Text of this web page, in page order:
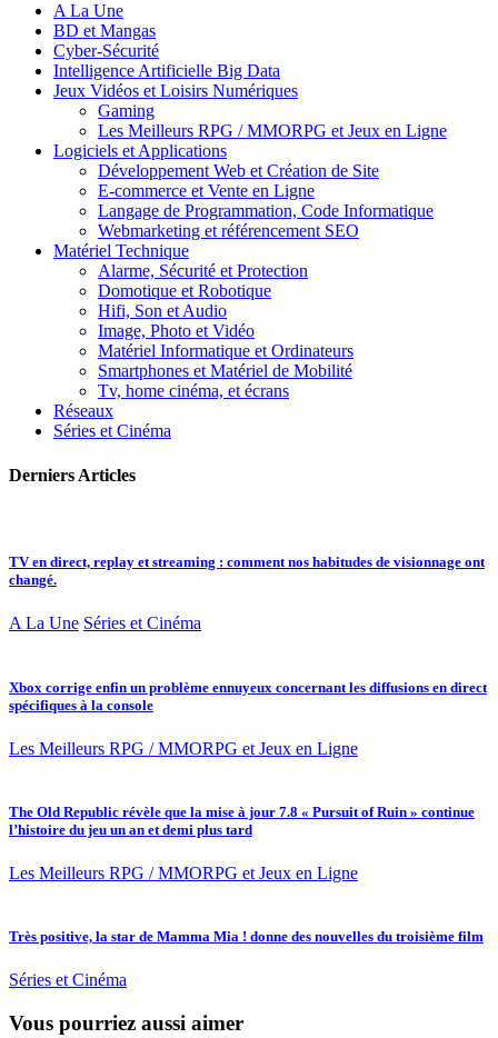
A La Une
BD et Mangas
Cyber-Sécurité
Intelligence Artificielle Big Data
Jeux Vidéos et Loisirs Numériques
Gaming
Les Meilleurs RPG / MMORPG et Jeux en Ligne
Logiciels et Applications
Développement Web et Création de Site
E-commerce et Vente en Ligne
Langage de Programmation, Code Informatique
Webmarketing et référencement SEO
Matériel Technique
Alarme, Sécurité et Protection
Domotique et Robotique
Hifi, Son et Audio
Image, Photo et Vidéo
Matériel Informatique et Ordinateurs
Smartphones et Matériel de Mobilité
Tv, home cinéma, et écrans
Réseaux
Séries et Cinéma
Derniers Articles
TV en direct, replay et streaming : comment nos habitudes de visionnage ont
changé.
A La Une Séries et Cinéma
Xbox corrige enfin un problème ennuyeux concernant les diffusions en direct
spécifiques à la console
Les Meilleurs RPG / MMORPG et Jeux en Ligne
The Old Republic révèle que la mise à jour 7.8 « Pursuit of Ruin » continue
l’histoire du jeu un an et demi plus tard
Les Meilleurs RPG / MMORPG et Jeux en Ligne
Très positive, la star de Mamma Mia ! donne des nouvelles du troisième film
Séries et Cinéma
Vous pourriez aussi aimer